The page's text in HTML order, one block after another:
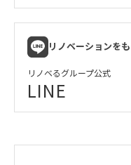
リノベーションを
リノベるグループ公式
LINE